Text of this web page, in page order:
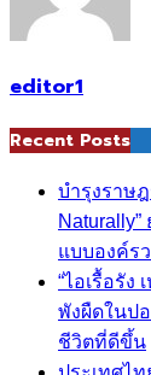
editor1
Recent Posts
บำรุงราษฎ
แบบองค์ร
“ไอเรื้อรั
พังผืดในป
ชีวิตที่ดีขึ้น